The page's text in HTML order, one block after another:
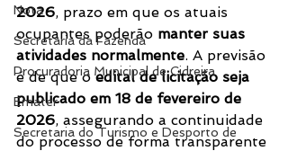
Nota
Secretaria da Fazenda
Procuradoria Municipal de Cidreira
Emater
Secretaria do Turismo e Desporto de
2026, prazo em que os atuais
ocupantes poderão manter suas
atividades normalmente. A previsão
é de que o edital de licitação seja
publicado em 18 de fevereiro de
2026, assegurando a continuidade
do processo de forma transparente